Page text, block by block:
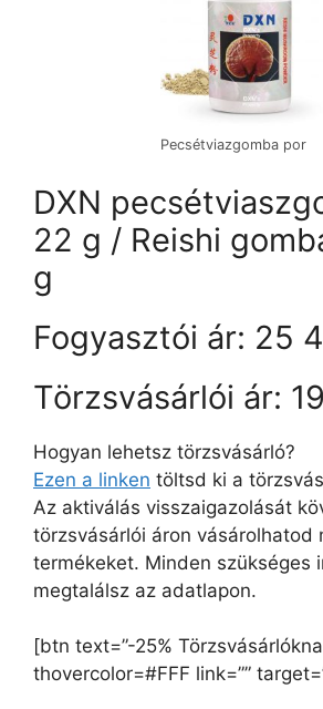
Pecsétviazgomba por
DXN
22 g / Reishi
g
Fogyasztói ár: 25
Törzsvásárlói ár:
Hogyan lehetsz törzsvásárló?
Ezen a linken töltsd ki a
Az aktiválás visszaigazolását
törzsvásárlói áron vásárolhatod
termékeket. Minden szükséges
megtalálsz az adatlapon.
[btn text=”-25%
thovercolor=#FFF link=””